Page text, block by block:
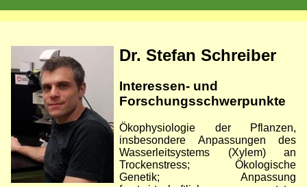
Dr. Stefan Schreiber
Interessen- und
Forschungsschwerpunkte
Ökophysiologie der Pflanzen,
insbesondere Anpassungen des
Wasserleitsystems (Xylem) an
Trockenstress; Ökologische
Genetik; Anpassung